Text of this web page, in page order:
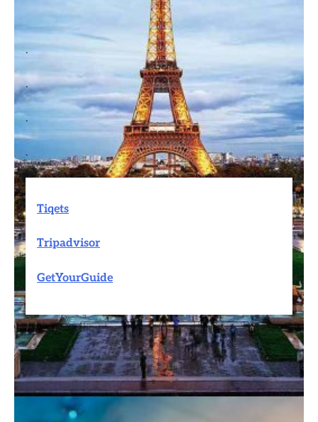
.
.
.
.
Tiqets
Tripadvisor
GetYourGuide